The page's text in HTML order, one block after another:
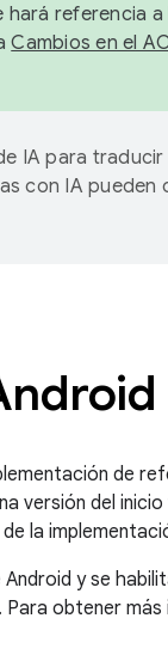
hará referencia
Cambios en el
IA para
con IA pueden
de
versión del
la
y se
obtener